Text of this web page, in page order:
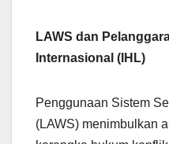
LAWS dan
Internasional (IHL)
Penggunaan Sistem
(LAWS) menimbulkan